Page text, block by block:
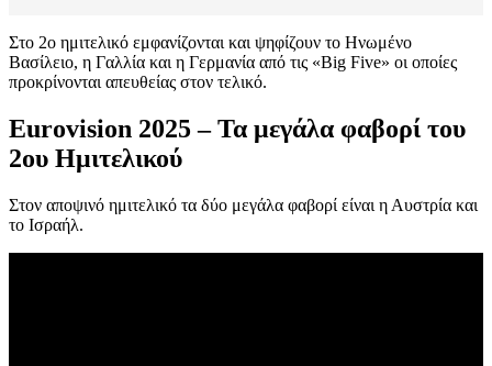
Στο 2o ημιτελικό εμφανίζονται και ψηφίζουν το Ηνωμένο
Βασίλειο, η Γαλλία και η Γερμανία από τις «Big Five» οι οποίες
προκρίνονται απευθείας στον τελικό.
Eurovision 2025 – Τα μεγάλα φαβορί του
2ου Ημιτελικού
Στον αποψινό ημιτελικό τα δύο μεγάλα φαβορί είναι η Αυστρία και
το Ισραήλ.